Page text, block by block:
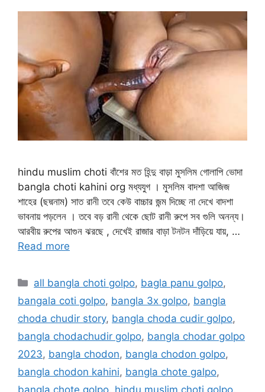
hindu muslim choti বাঁশের মত হিন্দু বাড়া মুসলিম গোলাপি ভোদা
bangla choti kahini org মধ্যযুগ । মুসলিম বাদশা আজিজ
শাহের (ছদ্মনাম) সাত রানী তবে কেউ বাচ্চার জন্ম দিচ্ছে না দেখে বাদশা
ভাবনায় পড়লেন । তবে বড় রানী থেকে ছোট রানী রুপে সব গুলি অনন্য।
আরবীয় রুপের আগুন ঝরছে , দেখেই রাজার বাড়া টনটন দাঁড়িয়ে যায়, …
Read more
Categories
all bangla choti golpo, bagla panu golpo,
bangala coti golpo, bangla 3x golpo, bangla
choda chudir story, bangla choda cudir golpo,
bangla chodachudir golpo, bangla chodar golpo
2023, bangla chodon, bangla chodon golpo,
bangla chodon kahini, bangla chote galpo,